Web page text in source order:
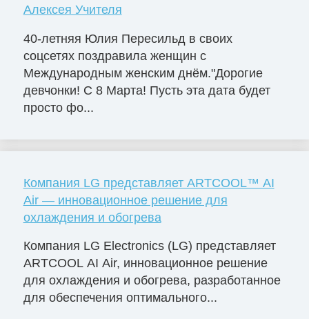
Алексея Учителя
40-летняя Юлия Пересильд в своих
соцсетях поздравила женщин с
Международным женским днём."Дорогие
девчонки! С 8 Марта! Пусть эта дата будет
просто фо...
Компания LG представляет ARTCOOL™ AI
Air — инновационное решение для
охлаждения и обогрева
Компания LG Electronics (LG) представляет
ARTCOOL AI Air, инновационное решение
для охлаждения и обогрева, разработанное
для обеспечения оптимального...